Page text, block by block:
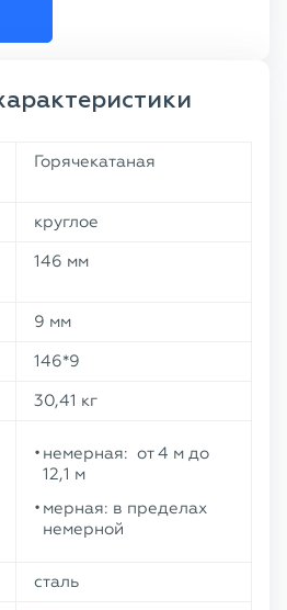
Горячекатаная
круглое
146 мм
9 мм
146*9
30,41 кг
немерная: от 4 м до
12,1 м
мерная: в пределах
немерной
сталь